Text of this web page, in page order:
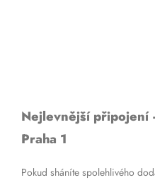
Nejlevnější připojení
Praha 1
Pokud sháníte spolehlivého